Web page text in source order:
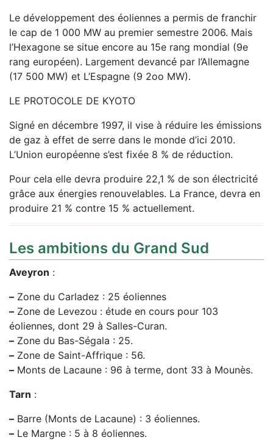
Le développement des éoliennes a permis de franchir
le cap de 1 000 MW au premier semestre 2006. Mais
l’Hexagone se situe encore au 15e rang mondial (9e
rang européen). Largement devancé par l’Allemagne
(17 500 MW) et L’Espagne (9 2oo MW).
LE PROTOCOLE DE KYOTO
Signé en décembre 1997, il vise à réduire les émissions
de gaz à effet de serre dans le monde d’ici 2010.
L’Union européenne s’est fixée 8 % de réduction.
Pour cela elle devra produire 22,1 % de son électricité
grâce aux énergies renouvelables. La France, devra en
produire 21 % contre 15 % actuellement.
Les ambitions du Grand Sud
Aveyron :
– Zone du Carladez : 25 éoliennes
– Zone de Levezou : étude en cours pour 103
éoliennes, dont 29 à Salles-Curan.
– Zone du Bas-Ségala : 25.
– Zone de Saint-Affrique : 56.
– Monts de Lacaune : 96 à terme, dont 33 à Mounès.
Tarn :
– Barre (Monts de Lacaune) : 3 éoliennes.
– Le Margne : 5 à 8 éoliennes.